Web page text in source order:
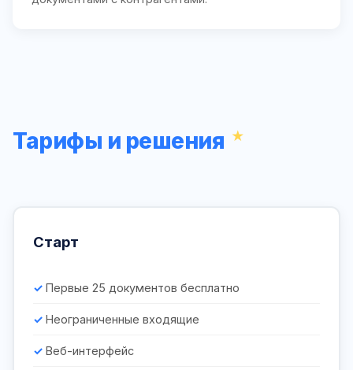
Тарифы и решения
Старт
Первые 25 документов бесплатно
Неограниченные входящие
Веб-интерфейс